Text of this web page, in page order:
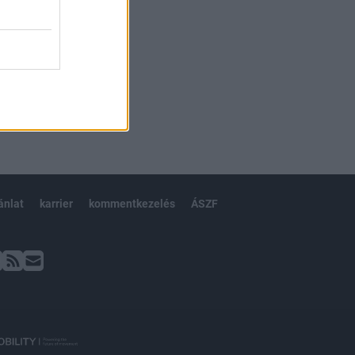
karrier kommentkezelés ÁSZF